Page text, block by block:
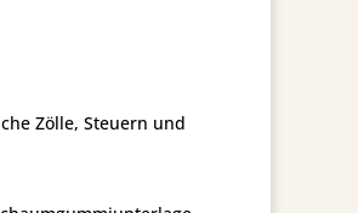
Zölle, Steuern und